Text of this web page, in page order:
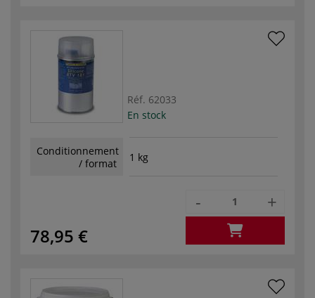
Réf. 62033
En stock
Conditionnement
/ format
1 kg
78,95 €
- +